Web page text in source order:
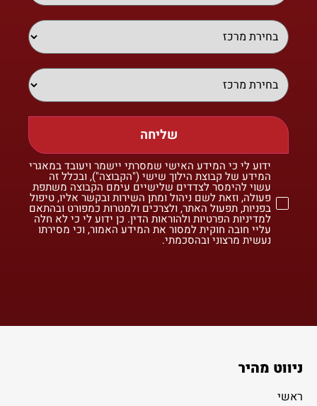
שליחה
ידוע לי כי המידע האישי שמסרתי יישמר ויעובד במאגרי
המידע של קבוצת הילוך שישי ("הקבוצה"), ובכלל זה
עשוי להימסר לצדדים שלישיים עימם הקבוצה משתפת
פעולה, וזאת לשם ניהול ומתן השירות ובקשר אליו, טיפול
בפניות, תפעול האתר, ולצרכים ולמטרות כמפורט ובהתאם
למדיניות הפרטיות ולהוראות הדין. כן ידוע לי כי לא חלה
עליי חובה חוקית למסור את המידע האמור, וכי מסירתו
נעשית מרצוני ובהסכמתי.
ניווט מהיר
ראשי